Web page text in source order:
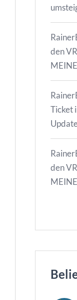
den
Ticket
den